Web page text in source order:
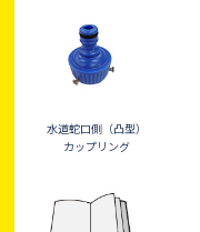
水道蛇口側（凸型）
カップリング